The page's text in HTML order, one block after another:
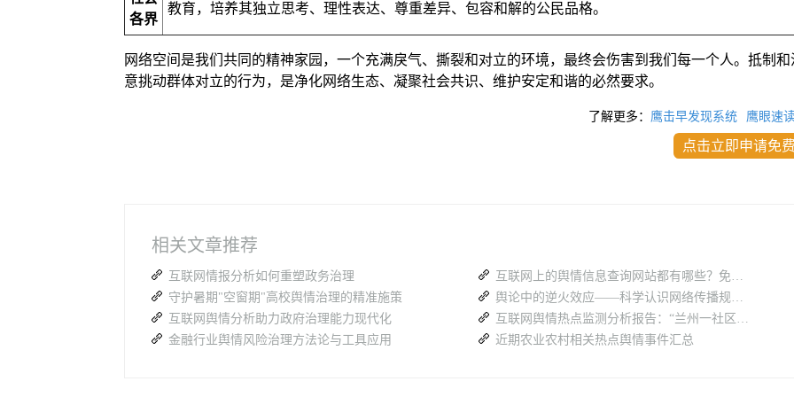
各界
教育，培养其独立思考、理性表达、尊重差异、包容和解的公民品格。
网络空间是我们共同的精神家园，一个充满戾气、撕裂和对立的环境，最终会伤害到我们每一个人。抵制和
意挑动群体对立的行为，是净化网络生态、凝聚社会共识、维护安定和谐的必然要求。
了解更多： 鹰击早发现系统 鹰眼速
点击立即申请免
相关文章推荐
互联网情报分析如何重塑政务治理
守护暑期"空窗期"高校舆情治理的精准施策
互联网舆情分析助力政府治理能力现代化
金融行业舆情风险治理方法论与工具应用
近期农业农村相关热点舆情事件汇总